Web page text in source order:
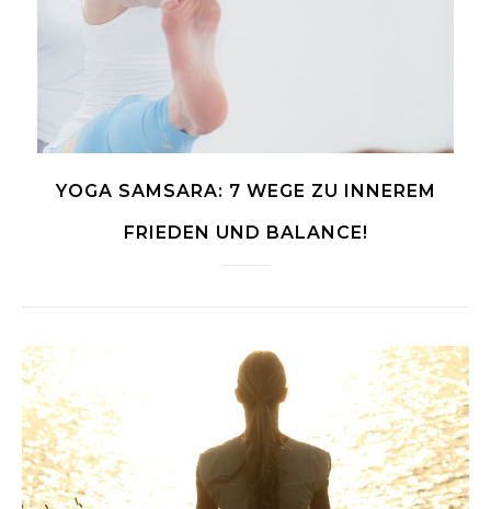
YOGA SAMSARA: 7 WEGE ZU INNEREM
FRIEDEN UND BALANCE!